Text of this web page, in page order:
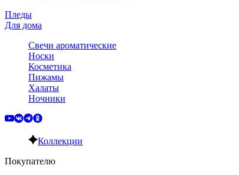
Пледы
Для дома
Свечи ароматические
Носки
Косметика
Пижамы
Халаты
Ночники
Коллекции
Покупателю